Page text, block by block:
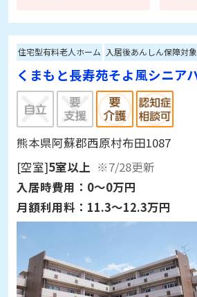
住宅型有料老人ホーム 入居後あんしん保障対象
くまもと長寿苑そよ風シニア
熊本県阿蘇郡西原村布田1087
[空室]5室以上 ※7/28更新
入居時費用： 0～0万円
月額利用料： 11.3～12.3万円